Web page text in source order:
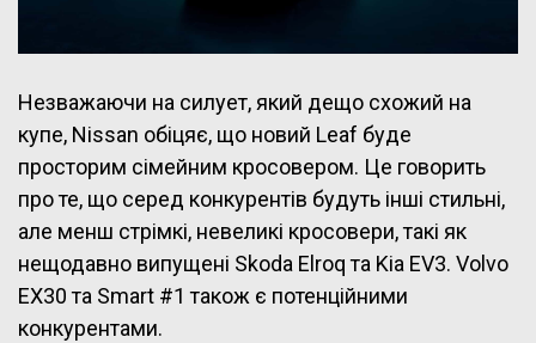
Незважаючи на силует, який дещо схожий на
купе, Nissan обіцяє, що новий Leaf буде
просторим сімейним кросовером. Це говорить
про те, що серед конкурентів будуть інші стильні,
але менш стрімкі, невеликі кросовери, такі як
нещодавно випущені Skoda Elroq та Kia EV3. Volvo
EX30 та Smart #1 також є потенційними
конкурентами.